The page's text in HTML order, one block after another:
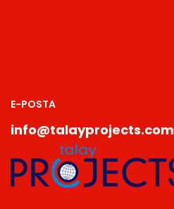
E-POSTA
info@talayprojects.com